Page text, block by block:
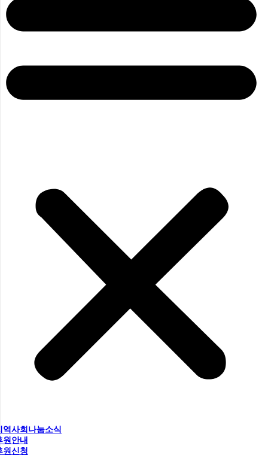
역사회나눔소식
원안내
원신청